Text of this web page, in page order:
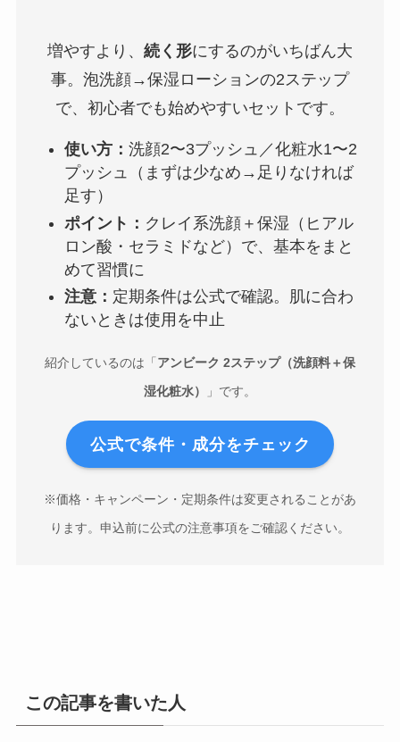
増やすより、 続く形にするのがいちばん大
事。泡洗顔→保湿ローションの2ステップ
で、初心者でも始めやすいセットです。
使い方： 洗顔2〜3プッシュ／化粧水1〜2
プッシュ（まずは少なめ→足りなければ
足す）
ポイント： クレイ系洗顔＋保湿（ヒアル
ロン酸・セラミドなど）で、基本をまと
めて習慣に
注意： 定期条件は公式で確認。肌に合わ
ないときは使用を中止
紹介しているのは「 アンビーク 2ステップ（洗顔料＋保
湿化粧水）
」です。
公式で条件・成分をチェック
※価格・キャンペーン・定期条件は変更されることがあ
ります。申込前に公式の注意事項をご確認ください。
この記事を書いた人